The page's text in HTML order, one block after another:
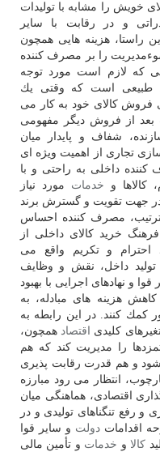
خویش را مشابه با تولیدات
و در رقابت با سایر
راستا، هزینه هایی همچون
را بر مصرف كننده
كه لازم است مورد توجه
طبیعی است كه وقتی یك
فروش كالای خود به كار می
بعد از فروش دیگر مفهومی
شفاف و پایدار میان
تجاری از اهمیت ویژه ای
داخلی به راحتی و با
كالاها و خدمات مورد نیاز
در جهت تقویت و گسترش برند
مصرف كننده احساس
خرید كالای داخلی از
احترام و تكریم واقع می
تولید داخل، نقش و وظایف
قوا و نهادهای اجرایی با بهبود
هزینه های مبادله، به
كمك كنند. در این رابطه به
كلیدی اقتصاد همچون،
را مدیریت كند كه هم
و هم قدرت رقابت پذیری
انتظار می رود مبارزه
اقتصادی، هماهنگی میان
رفع تنگناهای تولیدی و در
اقدامات دولت و سایر قوا
كالاو خدمات و تأمین مالی